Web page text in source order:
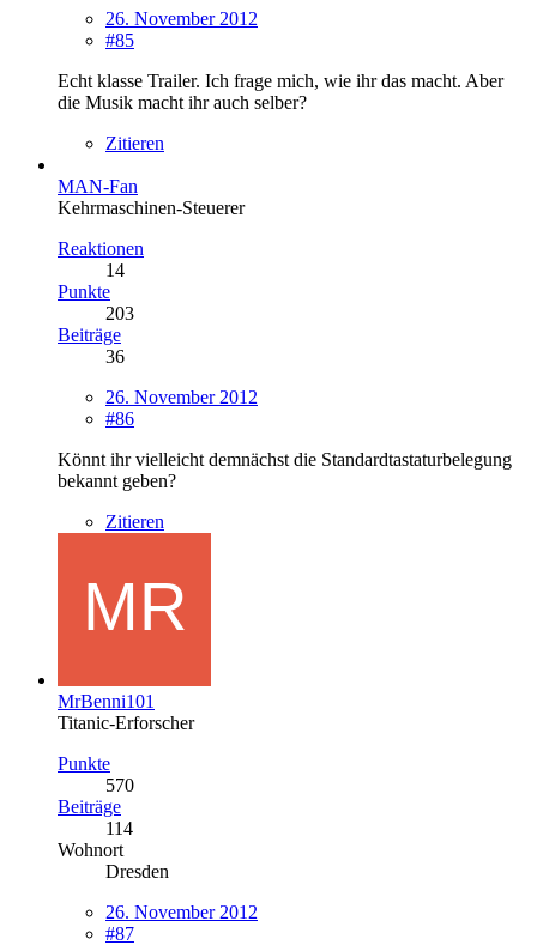
26. November 2012
#85
Echt klasse Trailer. Ich frage mich, wie ihr das macht. Aber
die Musik macht ihr auch selber?
Zitieren
MAN-Fan
Kehrmaschinen-Steuerer
Reaktionen
14
Punkte
203
Beiträge
36
26. November 2012
#86
Könnt ihr vielleicht demnächst die Standardtastaturbelegung
bekannt geben?
Zitieren
MrBenni101
Titanic-Erforscher
Punkte
570
Beiträge
114
Wohnort
Dresden
26. November 2012
#87